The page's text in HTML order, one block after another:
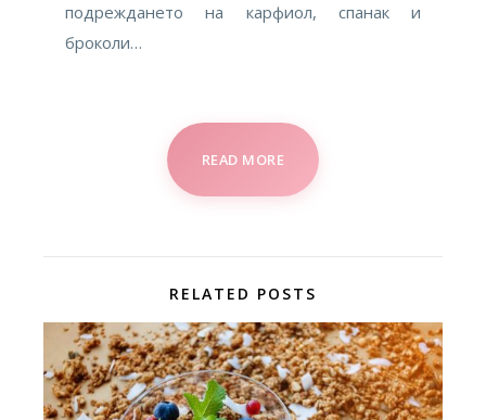
подреждането на карфиол, спанак и
броколи…
READ MORE
RELATED POSTS